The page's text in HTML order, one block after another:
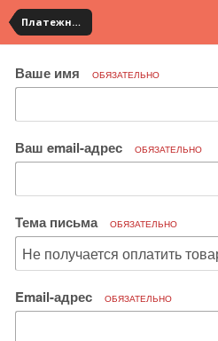
Платежная система ALIPAY и оплата банковскими картами
Ваше имя ОБЯЗАТЕЛЬНО
Ваш email-адрес ОБЯЗАТЕЛЬНО
Тема письма ОБЯЗАТЕЛЬНО
Email-адрес ОБЯЗАТЕЛЬНО